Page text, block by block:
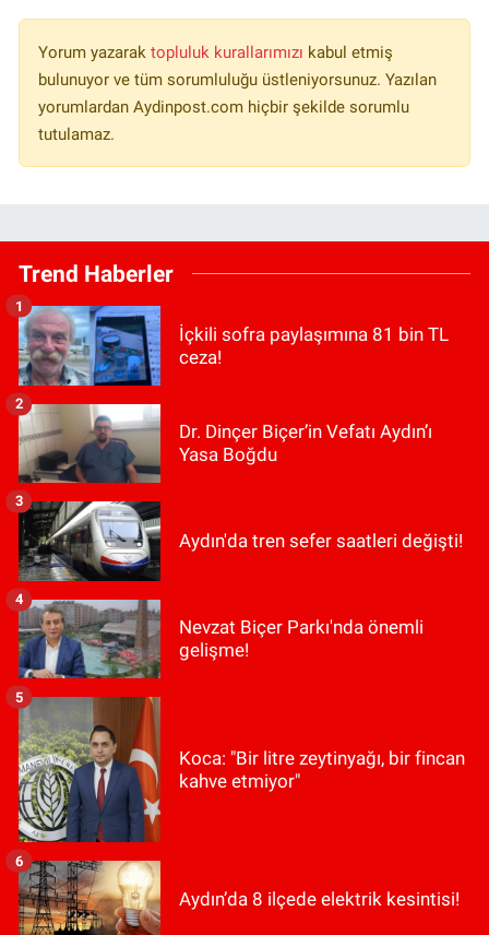
Yorum yazarak topluluk kurallarımızı kabul etmiş
bulunuyor ve tüm sorumluluğu üstleniyorsunuz. Yazılan
yorumlardan Aydinpost.com hiçbir şekilde sorumlu
tutulamaz.
Trend Haberler
İçkili sofra paylaşımına 81 bin TL
ceza!
1
Dr. Dinçer Biçer’in Vefatı Aydın’ı
Yasa Boğdu
2
Aydın'da tren sefer saatleri değişti!
3
Nevzat Biçer Parkı'nda önemli
gelişme!
4
Koca: "Bir litre zeytinyağı, bir fincan
kahve etmiyor"
5
Aydın’da 8 ilçede elektrik kesintisi!
6